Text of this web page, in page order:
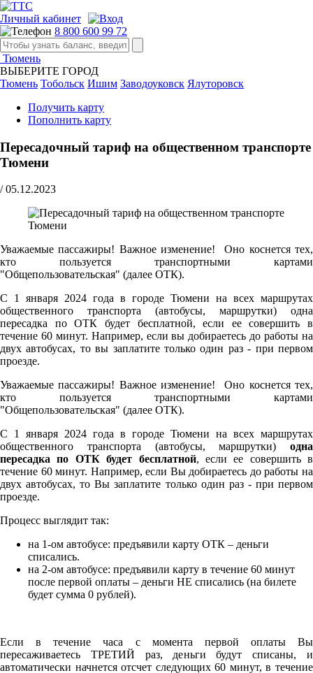
Личный кабинет
8 800 600 99 72
Тюмень
ВЫБЕРИТЕ ГОРОД
Тюмень Тобольск Ишим Заводоуковск Ялуторовск
Получить карту
Пополнить карту
Пересадочный тариф на общественном транспорте
Тюмени
/ 05.12.2023
Уважаемые пассажиры! Важное изменение! Оно коснется тех,
кто пользуется транспортными картами
"Общепользовательская" (далее ОТК).
С 1 января 2024 года в городе Тюмени на всех маршрутах
общественного транспорта (автобусы, маршрутки) одна
пересадка по ОТК будет бесплатной, если ее совершить в
течение 60 минут. Например, если вы добираетесь до работы на
двух автобусах, то вы заплатите только один раз - при первом
проезде.
Уважаемые пассажиры! Важное изменение! Оно коснется тех,
кто пользуется транспортными картами
"Общепользовательская" (далее ОТК).
С 1 января 2024 года в городе Тюмени на всех маршрутах
общественного транспорта (автобусы, маршрутки) одна
пересадка по ОТК будет бесплатной, если ее совершить в
течение 60 минут. Например, если Вы добираетесь до работы на
двух автобусах, то Вы заплатите только один раз - при первом
проезде.
Процесс выглядит так:
на 1-ом автобусе: предъявили карту ОТК – деньги
списались.
на 2-ом автобусе: предъявили карту в течение 60 минут
после первой оплаты – деньги НЕ списались (на билете
будет сумма 0 рублей).
Если в течение часа с момента первой оплаты Вы
пересаживаетесь ТРЕТИЙ раз, деньги будут списаны, и
автоматически начнется отсчет следующих 60 минут, в течение